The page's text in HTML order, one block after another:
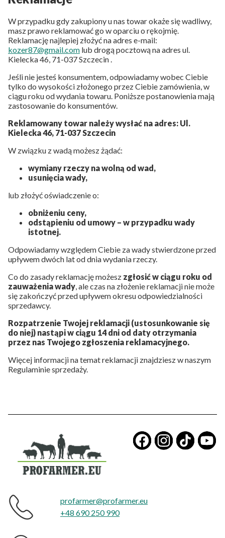
W przypadku gdy zakupiony u nas towar okaże się wadliwy,
masz prawo reklamować go w oparciu o rękojmię.
Reklamację najlepiej złożyć na adres e-mail:
kozer87@gmail.com lub drogą pocztową na adres ul.
Kielecka 46, 71-037 Szczecin .
Jeśli nie jesteś konsumentem, odpowiadamy wobec Ciebie
tylko do wysokości złożonego przez Ciebie zamówienia, w
ciągu roku od wydania towaru. Poniższe postanowienia mają
zastosowanie do konsumentów.
Reklamowany towar należy wysłać na adres: Ul.
Kielecka 46, 71-037 Szczecin
W związku z wadą możesz żądać:
wymiany rzeczy na wolną od wad,
usunięcia wady,
lub złożyć oświadczenie o:
obniżeniu ceny,
odstąpieniu od umowy – w przypadku wady
istotnej.
Odpowiadamy względem Ciebie za wady stwierdzone przed
upływem dwóch lat od dnia wydania rzeczy.
Co do zasady reklamację możesz zgłosić w ciągu roku od
zauważenia wady , ale czas na złożenie reklamacji nie może
się zakończyć przed upływem okresu odpowiedzialności
sprzedawcy.
Rozpatrzenie Twojej reklamacji (ustosunkowanie się
do niej) nastąpi w ciągu 14 dni od daty otrzymania
przez nas Twojego zgłoszenia reklamacyjnego.
Więcej informacji na temat reklamacji znajdziesz w naszym
Regulaminie sprzedaży.
profarmer@profarmer.eu
+48 690 250 990